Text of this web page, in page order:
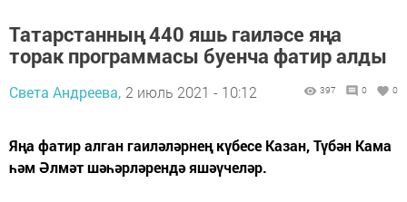
Татарстанның 440 яшь гаиләсе яңа
торак программасы буенча фатир алды
Света Андреева, 2 июль 2021 - 10:12 397 0 0
Яңа фатир алган гаиләләрнең күбесе Казан, Түбән Кама
һәм Әлмәт шәһәрләрендә яшәүчеләр.